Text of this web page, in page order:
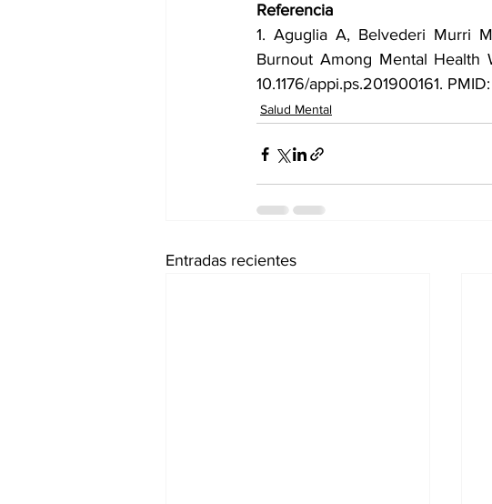
Referencia
1. Aguglia A, Belvederi Murri
Burnout Among Mental Health
10.1176/appi.ps.201900161.
Salud Mental
Entradas recientes